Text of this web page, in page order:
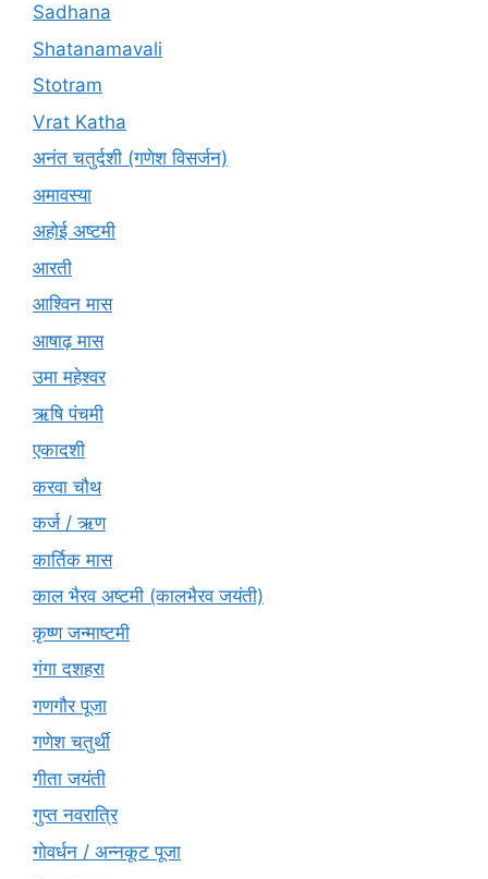
Sadhana
Shatanamavali
Stotram
Vrat Katha
अनंत चतुर्दशी (गणेश विसर्जन)
अमावस्या
अहोई अष्टमी
आरती
आश्विन मास
आषाढ़ मास
उमा महेश्वर
ऋषि पंचमी
एकादशी
करवा चौथ
कर्ज / ऋण
कार्तिक मास
काल भैरव अष्टमी (कालभैरव जयंती)
कृष्ण जन्माष्टमी
गंगा दशहरा
गणगौर पूजा
गणेश चतुर्थी
गीता जयंती
गुप्त नवरात्रि
गोवर्धन / अन्नकूट पूजा